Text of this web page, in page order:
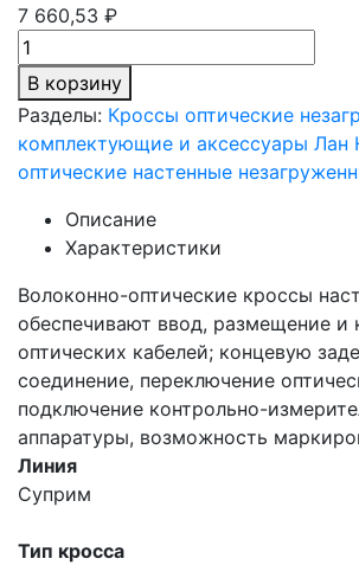
7 660,53 ₽
В корзину
Разделы: Кроссы оптические
комплектующие и аксессуары Лан
оптические настенные
Описание
Характеристики
Волоконно-оптические кроссы
обеспечивают ввод, размещение и
оптических кабелей; концевую
соединение, переключение
подключение контрольно-
аппаратуры, возможность
Линия
Суприм
Тип кросса